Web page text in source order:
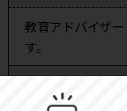
教育アドバイザ
す。